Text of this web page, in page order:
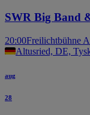
SWR Big Band
20:00Freilichtbühne
Altusried, DE,
aug
28